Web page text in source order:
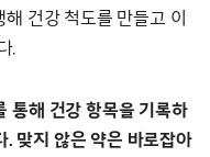
건강 척도를 만들고 이
.
통해 건강 항목을 기록하
맞지 않은 약은 바로잡아